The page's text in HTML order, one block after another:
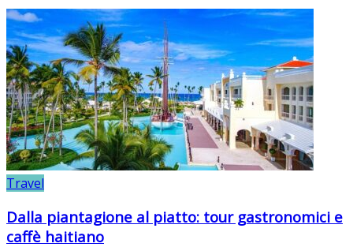
Travel
Dalla piantagione al piatto: tour gastronomici e
caffè haitiano